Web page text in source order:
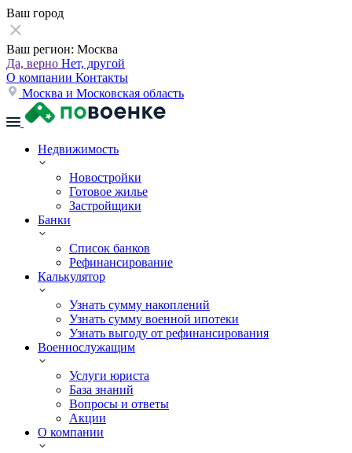
Ваш город
Ваш регион: Москва
Да, верно Нет, другой
О компании Контакты
Москва и Московская область
Недвижимость
Новостройки
Готовое жилье
Застройщики
Банки
Список банков
Рефинансирование
Калькулятор
Узнать сумму накоплений
Узнать сумму военной ипотеки
Узнать выгоду от рефинансирования
Военнослужащим
Услуги юриста
База знаний
Вопросы и ответы
Акции
О компании